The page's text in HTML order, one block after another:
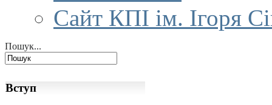
Сайт КПІ ім. Ігоря
Пошук...
Вступ